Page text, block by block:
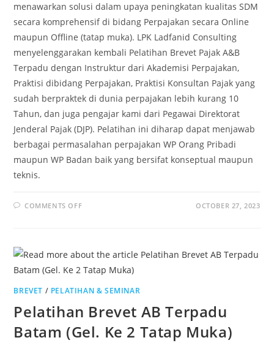
menawarkan solusi dalam upaya peningkatan kualitas SDM
secara komprehensif di bidang Perpajakan secara Online
maupun Offline (tatap muka). LPK Ladfanid Consulting
menyelenggarakan kembali Pelatihan Brevet Pajak A&B
Terpadu dengan Instruktur dari Akademisi Perpajakan,
Praktisi dibidang Perpajakan, Praktisi Konsultan Pajak yang
sudah berpraktek di dunia perpajakan lebih kurang 10
Tahun, dan juga pengajar kami dari Pegawai Direktorat
Jenderal Pajak (DJP). Pelatihan ini diharap dapat menjawab
berbagai permasalahan perpajakan WP Orang Pribadi
maupun WP Badan baik yang bersifat konseptual maupun
teknis.
COMMENTS OFF OCTOBER 27, 2023
BREVET / PELATIHAN & SEMINAR
Pelatihan Brevet AB Terpadu
Batam (Gel. Ke 2 Tatap Muka)